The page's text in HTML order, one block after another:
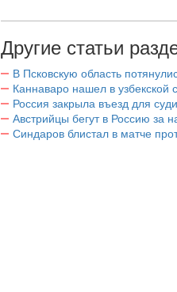
Другие статьи
В Псковскую область
Каннаваро нашел в узбекской
Россия закрыла въезд для
Австрийцы бегут в Россию за
Синдаров блистал в матче